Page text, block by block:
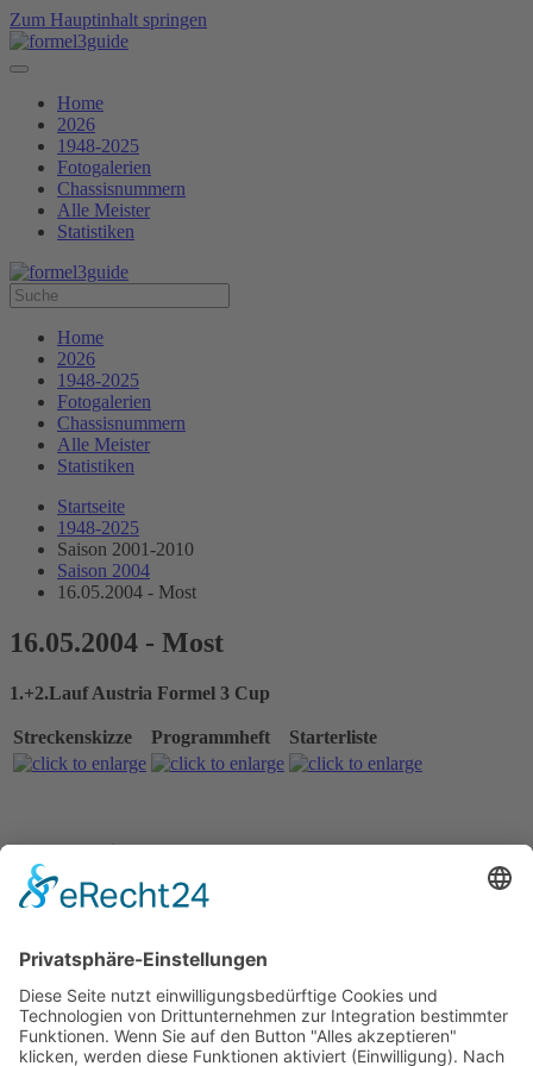
Zum Hauptinhalt springen
Home
2026
1948-2025
Fotogalerien
Chassisnummern
Alle Meister
Statistiken
Home
2026
1948-2025
Fotogalerien
Chassisnummern
Alle Meister
Statistiken
Startseite
1948-2025
Saison 2001-2010
Saison 2004
16.05.2004 - Most
16.05.2004 - Most
1.+2.Lauf Austria Formel 3 Cup
Streckenskizze Programmheft Starterliste
Alle Ergebnisse:
Nennungsliste Rennen 1
Startaufstellung Rennen 1
Rundentabelle Rennen 1
Nennungsliste Rennen 2